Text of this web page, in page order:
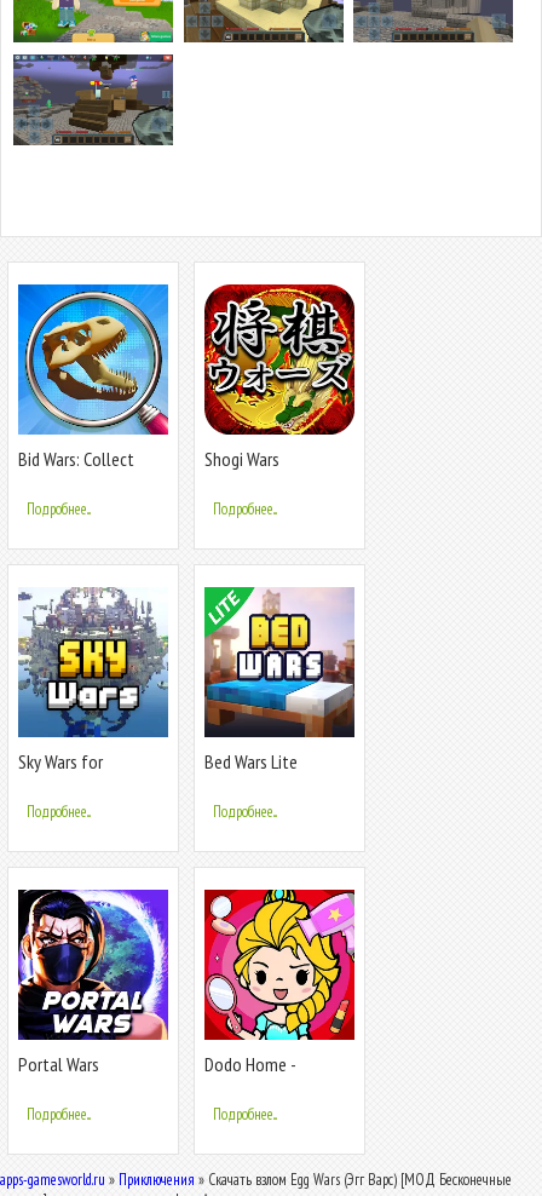
Bid Wars: Collect
Подробнее...
Shogi Wars
Подробнее...
Sky Wars for
Подробнее...
Bed Wars Lite
Подробнее...
Portal Wars
Подробнее...
Dodo Home -
Подробнее...
apps-gamesworld.ru » Приключения » Скачать взлом Egg Wars (Эгг Варс) [МОД Бесконечные